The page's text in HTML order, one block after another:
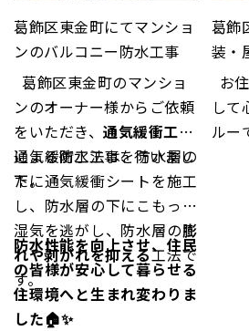
葛飾区東金町にてマンショ
ンのバルコニー防水工事
ンのオーナー様からご依頼
をいただき、 通気緩衝工法
による防水工事を行いまし
た。
通気緩衝工法は、防水層の
下に通気緩衝シートを施工
し、防水層の下にこもった
湿気を逃がし、防水層の膨
れや剥がれを抑える工法で
す。
防水性能を向上させ、住民
の皆様が安心して暮らせる
住環境へと生まれ変わりま
した🏠✨
葛飾
装・
して
ルー